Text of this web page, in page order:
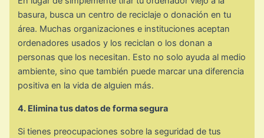
basura, busca un centro de reciclaje o donación en tu
área. Muchas organizaciones e instituciones aceptan
ordenadores usados y los reciclan o los donan a
personas que los necesitan. Esto no solo ayuda al medio
ambiente, sino que también puede marcar una diferencia
positiva en la vida de alguien más.
4. Elimina tus datos de forma segura
Si tienes preocupaciones sobre la seguridad de tus